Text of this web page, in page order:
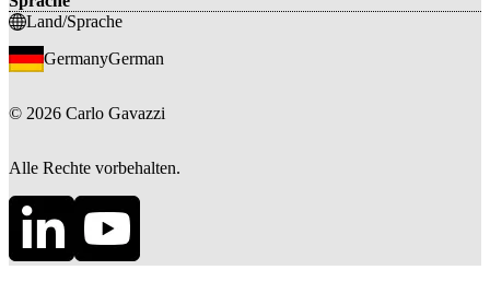
Land/Sprache
GermanyGerman
© 2026 Carlo Gavazzi
Alle Rechte vorbehalten.